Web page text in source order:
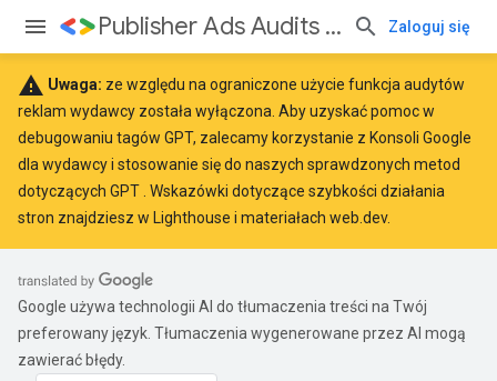
Publisher Ads Audits for Lighthouse Zaloguj się
warning Uwaga: ze względu na ograniczone użycie funkcja audytów
reklam wydawcy została wyłączona. Aby uzyskać pomoc w
debugowaniu tagów GPT, zalecamy korzystanie z Konsoli Google
dla wydawcyi stosowanie się do naszych sprawdzonych metod
dotyczących GPT . Wskazówki dotyczące szybkości działania
stron znajdziesz w Lighthouse i materiałach web.dev.
Google używa technologii AI do tłumaczenia treści na Twój
preferowany język. Tłumaczenia wygenerowane przez AI mogą
zawierać błędy.